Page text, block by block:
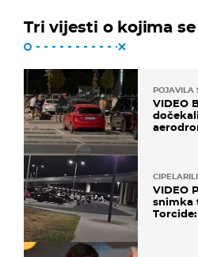
Tri vijesti o kojima
POJAVILA
VIDEO
VIDEO
snimka